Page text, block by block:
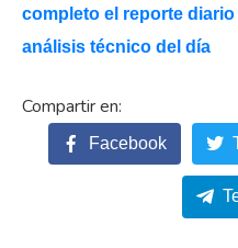
completo el reporte
análisis técnico del día
Facebook